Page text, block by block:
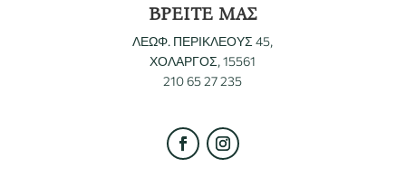
ΒΡΕΙΤΕ ΜΑΣ
ΛΕΩΦ. ΠΕΡΙΚΛΕΟΥΣ 45,
ΧΟΛΑΡΓΟΣ, 15561
210 65 27 235